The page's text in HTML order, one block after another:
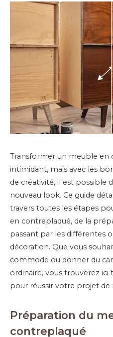
Transformer un meuble
intimidant, mais avec les
de créativité, il est possible
nouveau look. Ce guide
travers toutes les étapes
en contreplaqué, de la
passant par les différentes
décoration. Que vous
commode ou donner du
ordinaire, vous trouverez ici
pour réussir votre projet de
Préparation du
contreplaqué